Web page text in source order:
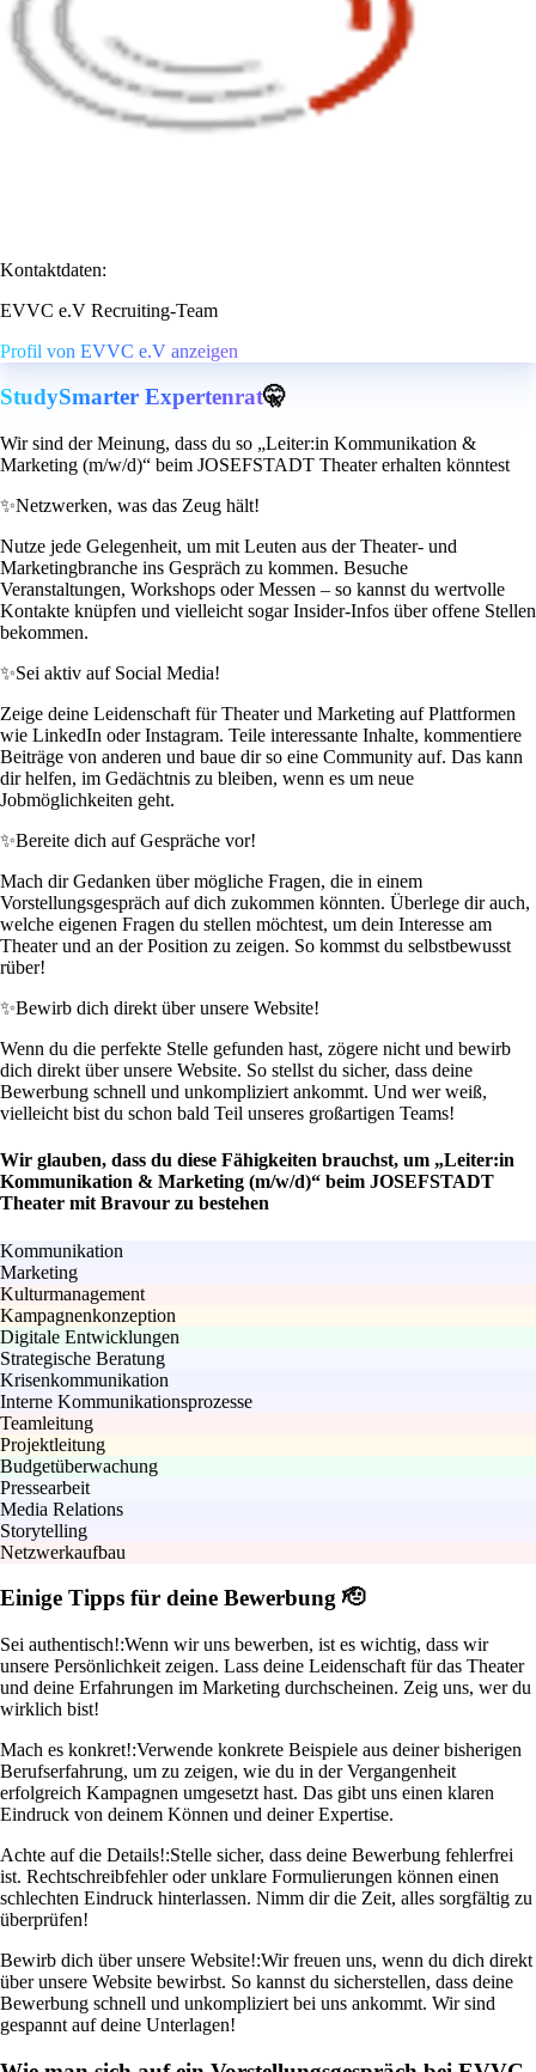
Kontaktdaten:
EVVC e.V Recruiting-Team
Profil von EVVC e.V anzeigen
StudySmarter Expertenrat🤫
Wir sind der Meinung, dass du so „Leiter:in Kommunikation &
Marketing (m/w/d)“ beim JOSEFSTADT Theater erhalten könntest
✨Netzwerken, was das Zeug hält!
Nutze jede Gelegenheit, um mit Leuten aus der Theater- und
Marketingbranche ins Gespräch zu kommen. Besuche
Veranstaltungen, Workshops oder Messen – so kannst du wertvolle
Kontakte knüpfen und vielleicht sogar Insider-Infos über offene Stellen
bekommen.
✨Sei aktiv auf Social Media!
Zeige deine Leidenschaft für Theater und Marketing auf Plattformen
wie LinkedIn oder Instagram. Teile interessante Inhalte, kommentiere
Beiträge von anderen und baue dir so eine Community auf. Das kann
dir helfen, im Gedächtnis zu bleiben, wenn es um neue
Jobmöglichkeiten geht.
✨Bereite dich auf Gespräche vor!
Mach dir Gedanken über mögliche Fragen, die in einem
Vorstellungsgespräch auf dich zukommen könnten. Überlege dir auch,
welche eigenen Fragen du stellen möchtest, um dein Interesse am
Theater und an der Position zu zeigen. So kommst du selbstbewusst
rüber!
✨Bewirb dich direkt über unsere Website!
Wenn du die perfekte Stelle gefunden hast, zögere nicht und bewirb
dich direkt über unsere Website. So stellst du sicher, dass deine
Bewerbung schnell und unkompliziert ankommt. Und wer weiß,
vielleicht bist du schon bald Teil unseres großartigen Teams!
Wir glauben, dass du diese Fähigkeiten brauchst, um „Leiter:in
Kommunikation & Marketing (m/w/d)“ beim JOSEFSTADT
Theater mit Bravour zu bestehen
Kommunikation
Marketing
Kulturmanagement
Kampagnenkonzeption
Digitale Entwicklungen
Strategische Beratung
Krisenkommunikation
Interne Kommunikationsprozesse
Teamleitung
Projektleitung
Budgetüberwachung
Pressearbeit
Media Relations
Storytelling
Netzwerkaufbau
Einige Tipps für deine Bewerbung 🫡
Sei authentisch!:Wenn wir uns bewerben, ist es wichtig, dass wir
unsere Persönlichkeit zeigen. Lass deine Leidenschaft für das Theater
und deine Erfahrungen im Marketing durchscheinen. Zeig uns, wer du
wirklich bist!
Mach es konkret!:Verwende konkrete Beispiele aus deiner bisherigen
Berufserfahrung, um zu zeigen, wie du in der Vergangenheit
erfolgreich Kampagnen umgesetzt hast. Das gibt uns einen klaren
Eindruck von deinem Können und deiner Expertise.
Achte auf die Details!:Stelle sicher, dass deine Bewerbung fehlerfrei
ist. Rechtschreibfehler oder unklare Formulierungen können einen
schlechten Eindruck hinterlassen. Nimm dir die Zeit, alles sorgfältig zu
überprüfen!
Bewirb dich über unsere Website!:Wir freuen uns, wenn du dich direkt
über unsere Website bewirbst. So kannst du sicherstellen, dass deine
Bewerbung schnell und unkompliziert bei uns ankommt. Wir sind
gespannt auf deine Unterlagen!